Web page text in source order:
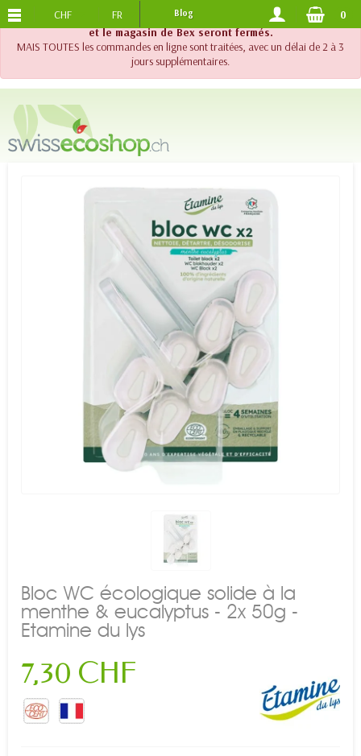
!! Important !! Jusqu'au 20 août 2026, le support téléphonique
et le magasin de Bex seront fermés.
MAIS TOUTES les commandes en ligne sont traitées, avec un délai de 2 à 3
jours supplémentaires.
PORTS OFFERTS DES 120.-
CHF FR Blog 0
Bloc WC écologique solide à la
menthe & eucalyptus - 2x 50g -
Etamine du lys
7,30 CHF